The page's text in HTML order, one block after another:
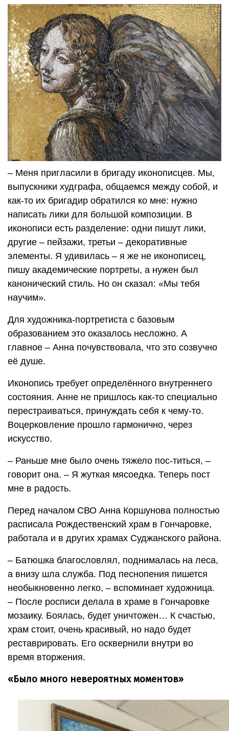
– Меня пригласили в бригаду иконописцев. Мы,
выпускники худграфа, общаемся между собой, и
как-то их бригадир обратился ко мне: нужно
написать лики для большой композиции. В
иконописи есть разделение: одни пишут лики,
другие – пейзажи, третьи – декоративные
элементы. Я удивилась – я же не иконописец,
пишу академические портреты, а нужен был
канонический стиль. Но он сказал: «Мы тебя
научим».
Для художника-портретиста с базовым
образованием это оказалось несложно. А
главное – Анна почувствовала, что это созвучно
её душе.
Иконопись требует определённого внутреннего
состояния. Анне не пришлось как-то специально
перестраиваться, принуждать себя к чему-то.
Воцерковление прошло гармонично, через
искусство.
– Раньше мне было очень тяжело пос-титься, –
говорит она. – Я жуткая мясоедка. Теперь пост
мне в радость.
Перед началом СВО Анна Коршунова полностью
расписала Рождественский храм в Гончаровке,
работала и в других храмах Суджанского района.
– Батюшка благословлял, поднималась на леса,
а внизу шла служба. Под песнопения пишется
необыкновенно легко, – вспоминает художница.
– После росписи делала в храме в Гончаровке
мозаику. Боялась, будет уничтожен… К счастью,
храм стоит, очень красивый, но надо будет
реставрировать. Его осквернили внутри во
время вторжения.
«Было много невероятных моментов»